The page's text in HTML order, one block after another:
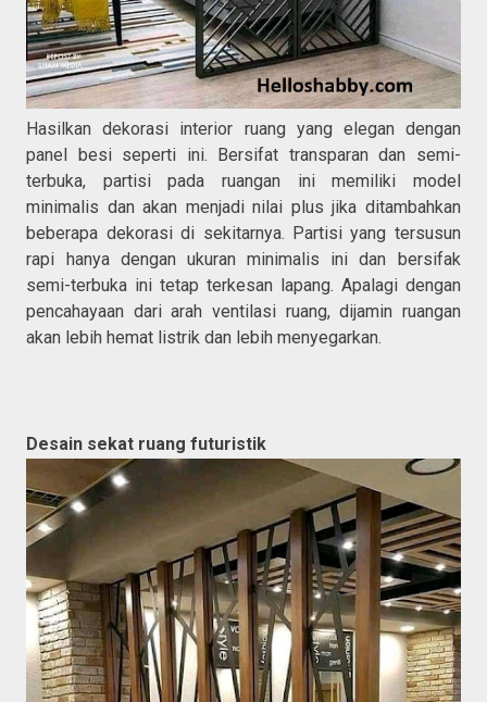
Hasilkan dekorasi interior ruang yang elegan dengan
panel besi seperti ini. Bersifat transparan dan semi-
terbuka, partisi pada ruangan ini memiliki model
minimalis dan akan menjadi nilai plus jika ditambahkan
beberapa dekorasi di sekitarnya. Partisi yang tersusun
rapi hanya dengan ukuran minimalis ini dan bersifak
semi-terbuka ini tetap terkesan lapang. Apalagi dengan
pencahayaan dari arah ventilasi ruang, dijamin ruangan
akan lebih hemat listrik dan lebih menyegarkan.
Desain sekat ruang futuristik